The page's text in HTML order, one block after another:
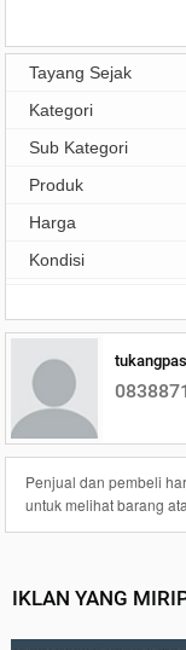
Tayang Sejak
Kategori
Sub Kategori
Produk
Harga
Kondisi
Penjual dan pembeli
untuk melihat barang
IKLAN YANG